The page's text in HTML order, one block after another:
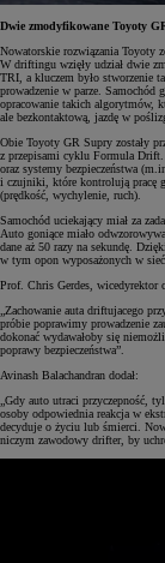
Dwie zmodyfikowane Toyoty
Nowatorskie rozwiązania Toyoty
W driftingu wzięły udział dwie
TRI, a kluczem było stworzenie
prowadzenie w parze. Samochód
opracowanie takich algorytmów,
ale bezkontaktową, jazdę w
Obie Toyoty GR Supry zostały
z przepisami cyklu Formula Drift.
oraz systemy bezpieczeństwa
i czujniki, które kontrolują pracę
(prędkość, wychylenie, ruch).
Samochód uciekający miał za
Auto goniące miało
dane aż 50 razy na sekundę.
w tym opon wyposażonych w sieć
Prof. Chris Gerdes, wicedyrektor
„Zachowanie auta driftujacego
próbie poprawimy prowadzenie
dokonać wydawałoby się
poprawy bezpieczeństwa”.
Avinash Balachandran dodał:
„Gdy auto utraci przyczepność,
osoby odpowiednia reakcja w
decyduje o życiu lub śmierci.
niczym zawodowy drifter, by